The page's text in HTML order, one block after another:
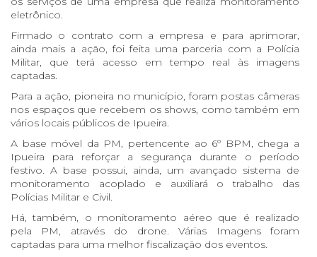
eletrônico.
Firmado o contrato com a empresa e para aprimorar,
ainda mais a ação, foi feita uma parceria com a Polícia
Militar, que terá acesso em tempo real às imagens
captadas.
Para a ação, pioneira no município, foram postas câmeras
nos espaços que recebem os shows, como também em
vários locais públicos de Ipueira.
A base móvel da PM, pertencente ao 6º BPM, chega a
Ipueira para reforçar a segurança durante o período
festivo. A base possui, ainda, um avançado sistema de
monitoramento acoplado e auxiliará o trabalho das
Polícias Militar e Civil.
Há, também, o monitoramento aéreo que é realizado
pela PM, através do drone. Várias Imagens foram
captadas para uma melhor fiscalização dos eventos.